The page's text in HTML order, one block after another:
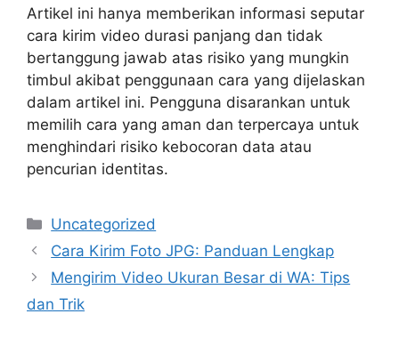
Artikel ini hanya memberikan informasi seputar
cara kirim video durasi panjang dan tidak
bertanggung jawab atas risiko yang mungkin
timbul akibat penggunaan cara yang dijelaskan
dalam artikel ini. Pengguna disarankan untuk
memilih cara yang aman dan terpercaya untuk
menghindari risiko kebocoran data atau
pencurian identitas.
Categories
Uncategorized
Cara Kirim Foto JPG: Panduan Lengkap
Mengirim Video Ukuran Besar di WA: Tips
dan Trik